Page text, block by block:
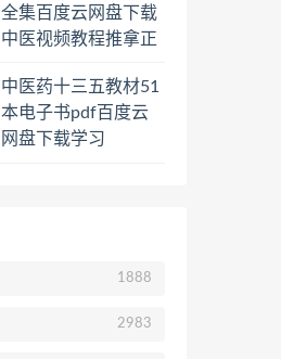
网盘下载学习
全集百度云网盘下载
中医视频教程推拿正
经络脉诊面诊舌诊手
诊私密终身会员百度
网盘共享群
中医药十三五教材51
本电子书pdf百度云
网盘下载学习
1888
2983